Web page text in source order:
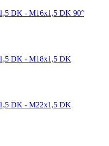
DK - M16x1,5 DK 90°
DK - М18x1,5 DK
DK - М22x1,5 DK